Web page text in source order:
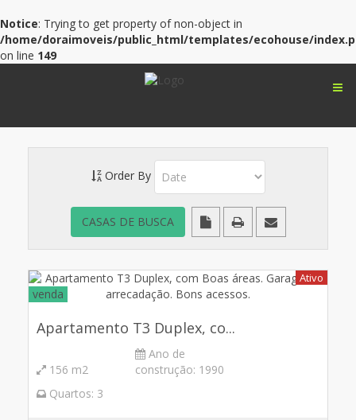
Notice: Trying to get property of non-object in
/home/doraimoveis/public_html/templates/ecohouse/
on line 149
Order By
Ativo
venda
Apartamento T3 Duplex, co...
156 m2
Ano de
construção: 1990
Quartos: 3